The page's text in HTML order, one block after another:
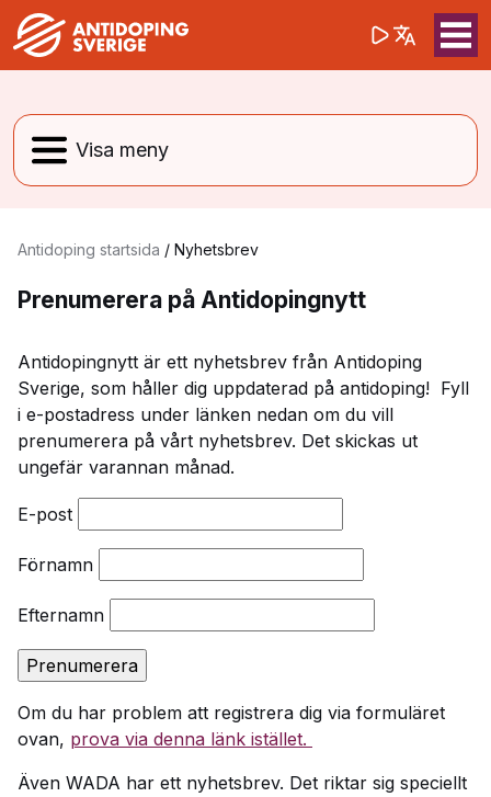
Sök på(opens in a
Antidoping startsida / Nyhetsbrev
Prenumerera på Antidopingnytt
Antidopingnytt är ett nyhetsbrev från Antidoping
Sverige, som håller dig uppdaterad på antidoping! Fyll
i e-postadress under länken nedan om du vill
prenumerera på vårt nyhetsbrev. Det skickas ut
ungefär varannan månad.
E-post
Förnamn
Efternamn
Om du har problem att registrera dig via formuläret
ovan, prova via denna länk istället.
Även WADA har ett nyhetsbrev. Det riktar sig speciellt